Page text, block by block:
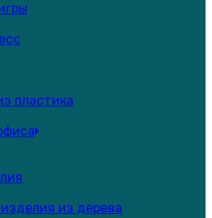
пластика
из дерева